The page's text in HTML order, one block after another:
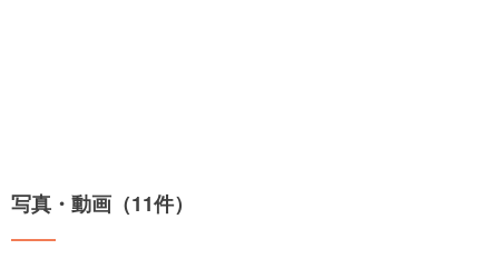
写真・動画（11件）